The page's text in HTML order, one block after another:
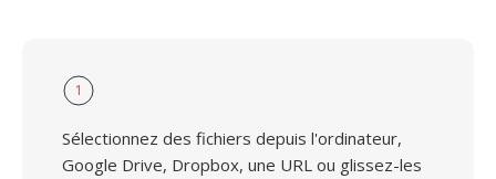
1
Sélectionnez des fichiers depuis l'ordinateur,
Google Drive, Dropbox, une URL ou glissez-les